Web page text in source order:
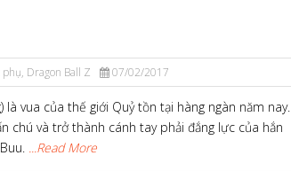
phụ, Dragon Ball Z 07/02/2017
là vua của thế giới Quỷ tồn tại hàng ngàn năm nay.
chú và trở thành cánh tay phải đắng lực của hắn
...Read More